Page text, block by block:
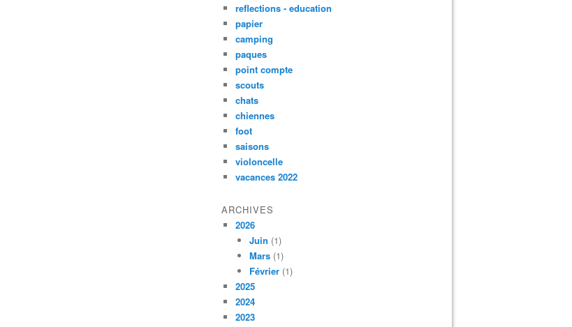
reflections - education
papier
camping
paques
point compte
scouts
chats
chiennes
foot
saisons
violoncelle
vacances 2022
ARCHIVES
2026
Juin (1)
Mars (1)
Février (1)
2025
2024
2023